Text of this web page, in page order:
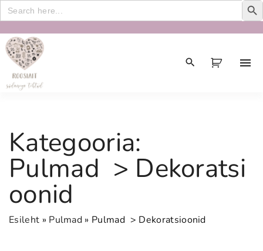
Search
for:
Kategooria:
Pulmad > Dekoratsi
oonid
Esileht » Pulmad » Pulmad > Dekoratsioonid